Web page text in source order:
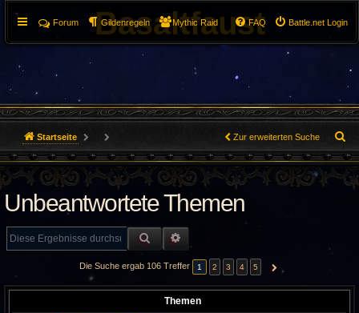
Basaltfaust Battle.net Login
FAQ
Forum Gildenregeln Mythic Raid
Startseite
u
c
Zur erweiterten Suche
Unbeantwortete Themen
SUCHE
Die Suche ergab 106 Treffer 1 2 3 4 5 NÄCHSTE
Themen